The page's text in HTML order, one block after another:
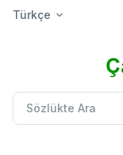
Türkçe